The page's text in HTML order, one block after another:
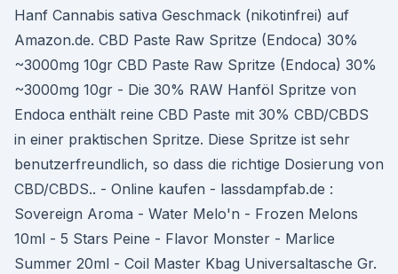
Hanf Cannabis sativa Geschmack (nikotinfrei) auf
Amazon.de. CBD Paste Raw Spritze (Endoca) 30%
~3000mg 10gr CBD Paste Raw Spritze (Endoca) 30%
~3000mg 10gr - Die 30% RAW Hanföl Spritze von
Endoca enthält reine CBD Paste mit 30% CBD/CBDS
in einer praktischen Spritze. Diese Spritze ist sehr
benutzerfreundlich, so dass die richtige Dosierung von
CBD/CBDS.. - Online kaufen - lassdampfab.de :
Sovereign Aroma - Water Melo'n - Frozen Melons
10ml - 5 Stars Peine - Flavor Monster - Marlice
Summer 20ml - Coil Master Kbag Universaltasche Gr.